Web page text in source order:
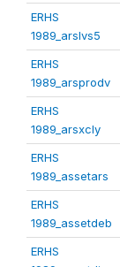
ERHS
1989_arslvs5
ERHS
1989_arsprodv
ERHS
1989_arsxcly
ERHS
1989_assetars
ERHS
1989_assetdeb
ERHS